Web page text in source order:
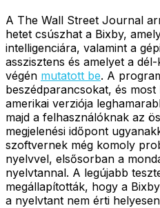
A The Wall Street Journal
hetet csúszhat a Bixby,
intelligenciára, valamint a
asszisztens és amelyet a
végén mutatott be. A
beszédparancsokat, és
amerikai verziója
majd a felhasználóknak az
megjelenési időpont
szoftvernek még komoly
nyelvvel, elsősorban a
nyelvtannal. A legújabb
megállapították, hogy a
a nyelvtant nem érti